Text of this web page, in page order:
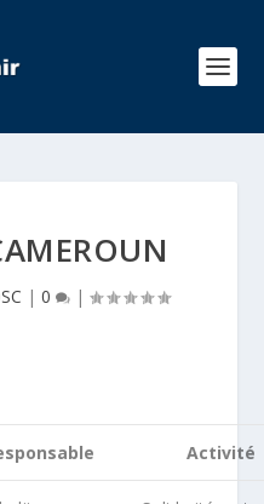
| 0 |
Activité